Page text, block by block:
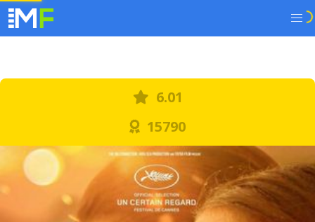
6.01
15790